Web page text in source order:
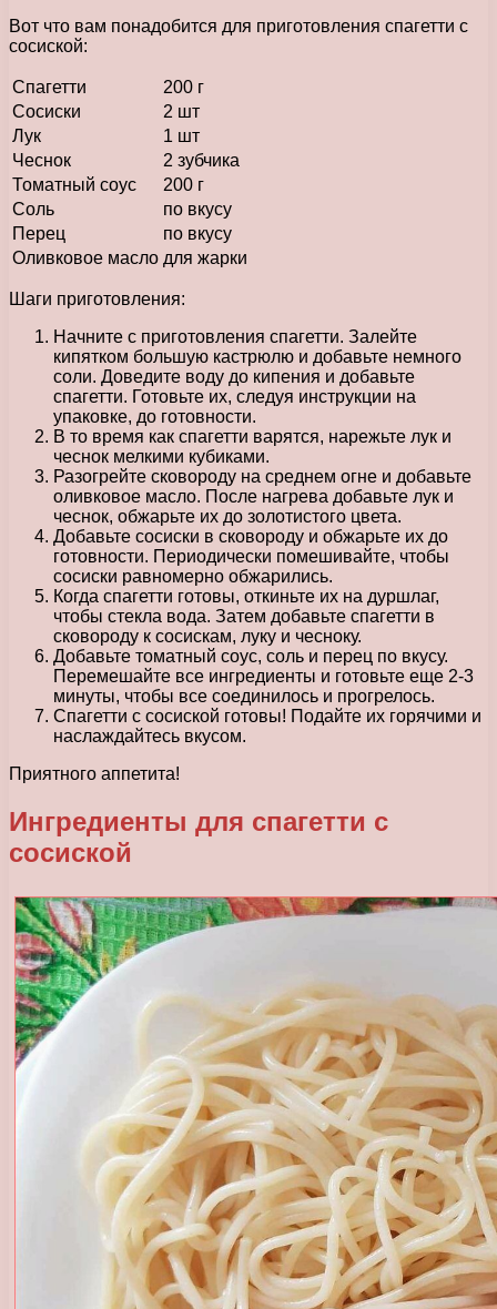
Вот что вам понадобится для приготовления спагетти с
сосиской:
Спагетти
200 г
Сосиски
2 шт
Лук
1 шт
Чеснок
2 зубчика
Томатный соус
200 г
Соль
по вкусу
Перец
по вкусу
Оливковое масло для жарки
Шаги приготовления:
Начните с приготовления спагетти. Залейте
кипятком большую кастрюлю и добавьте немного
соли. Доведите воду до кипения и добавьте
спагетти. Готовьте их, следуя инструкции на
упаковке, до готовности.
В то время как спагетти варятся, нарежьте лук и
чеснок мелкими кубиками.
Разогрейте сковороду на среднем огне и добавьте
оливковое масло. После нагрева добавьте лук и
чеснок, обжарьте их до золотистого цвета.
Добавьте сосиски в сковороду и обжарьте их до
готовности. Периодически помешивайте, чтобы
сосиски равномерно обжарились.
Когда спагетти готовы, откиньте их на дуршлаг,
чтобы стекла вода. Затем добавьте спагетти в
сковороду к сосискам, луку и чесноку.
Добавьте томатный соус, соль и перец по вкусу.
Перемешайте все ингредиенты и готовьте еще 2-3
минуты, чтобы все соединилось и прогрелось.
Спагетти с сосиской готовы! Подайте их горячими и
наслаждайтесь вкусом.
Приятного аппетита!
Ингредиенты для спагетти с
сосиской